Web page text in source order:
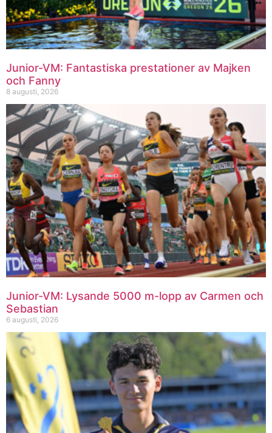
Junior-VM: Fantastiska prestationer av Majken
och Fanny
8 augusti, 2026
Junior-VM: Lysande 5000 m-lopp av Carmen och
Sebastian
6 augusti, 2026